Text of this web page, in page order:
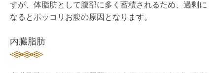
すが、体脂肪として腹部に多く蓄積されるため、過剰に
なるとポッコリお腹の原因となります。
内臓脂肪